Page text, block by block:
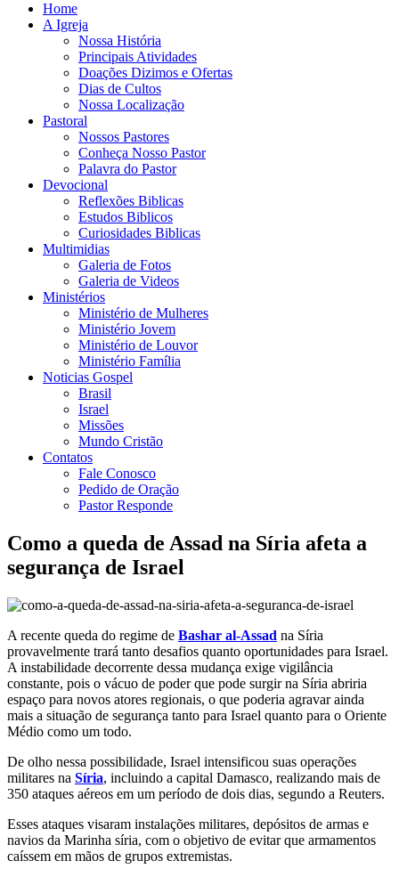
Home
A Igreja
Nossa História
Principais Atividades
Doações Dizimos e Ofertas
Dias de Cultos
Nossa Localização
Pastoral
Nossos Pastores
Conheça Nosso Pastor
Palavra do Pastor
Devocional
Reflexões Biblicas
Estudos Biblicos
Curiosidades Biblicas
Multimidias
Galeria de Fotos
Galeria de Videos
Ministérios
Ministério de Mulheres
Ministério Jovem
Ministério de Louvor
Ministério Família
Noticias Gospel
Brasil
Israel
Missões
Mundo Cristão
Contatos
Fale Conosco
Pedido de Oração
Pastor Responde
Como a queda de Assad na Síria afeta a
segurança de Israel
A recente queda do regime de Bashar al-Assad na Síria
provavelmente trará tanto desafios quanto oportunidades para Israel.
A instabilidade decorrente dessa mudança exige vigilância
constante, pois o vácuo de poder que pode surgir na Síria abriria
espaço para novos atores regionais, o que poderia agravar ainda
mais a situação de segurança tanto para Israel quanto para o Oriente
Médio como um todo.
De olho nessa possibilidade, Israel intensificou suas operações
militares na Síria, incluindo a capital Damasco, realizando mais de
350 ataques aéreos em um período de dois dias, segundo a Reuters.
Esses ataques visaram instalações militares, depósitos de armas e
navios da Marinha síria, com o objetivo de evitar que armamentos
caíssem em mãos de grupos extremistas.